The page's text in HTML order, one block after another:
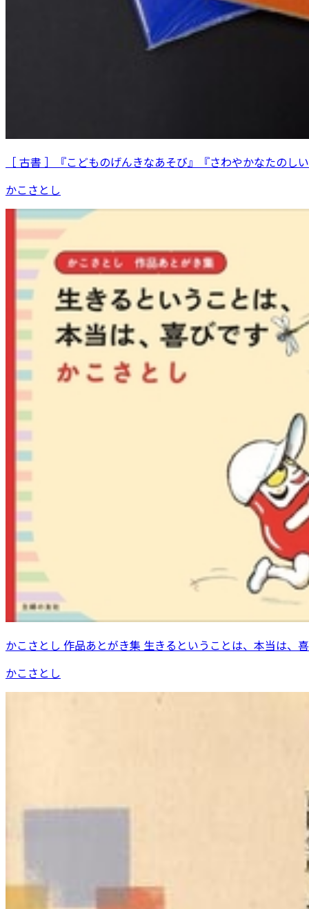
［ 古書 ］『こどものげんきなあそび』『さわやかなたの
かこさとし
かこさとし 作品あとがき集 生きるということは、本当は、
かこさとし